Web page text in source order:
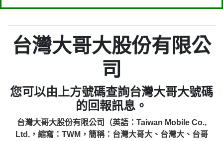
台灣大哥大股份有限公
司
您可以由上方號碼查詢台灣大哥大號碼
的回報訊息。
台灣大哥大股份有限公司（英語：Taiwan Mobile Co.,
Ltd.，縮寫：TWM，簡稱：台灣大哥大、台灣大、台哥